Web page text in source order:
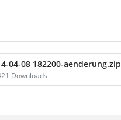
04-08 182200-aenderung.zip
Downloads